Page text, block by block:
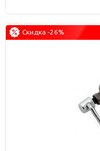
Скидка -26%